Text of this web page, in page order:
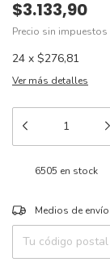
$3.133,90
Precio sin impuestos
24 x $276,81
Ver más detalles
6505 en stock
Entregas para el CP:
Medios de envío